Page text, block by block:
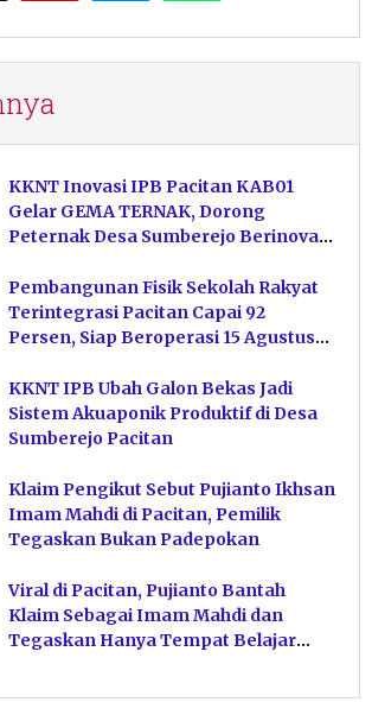
KKNT Inovasi IPB Pacitan KAB01
Gelar GEMA TERNAK, Dorong
Peternak Desa Sumberejo Berinovasi
Pembangunan Fisik Sekolah Rakyat
Terintegrasi Pacitan Capai 92
Persen, Siap Beroperasi 15 Agustus
KKNT IPB Ubah Galon Bekas Jadi
Sistem Akuaponik Produktif di Desa
Sumberejo Pacitan
Klaim Pengikut Sebut Pujianto Ikhsan
Imam Mahdi di Pacitan, Pemilik
Tegaskan Bukan Padepokan
Viral di Pacitan, Pujianto Bantah
Klaim Sebagai Imam Mahdi dan
Tegaskan Hanya Tempat Belajar